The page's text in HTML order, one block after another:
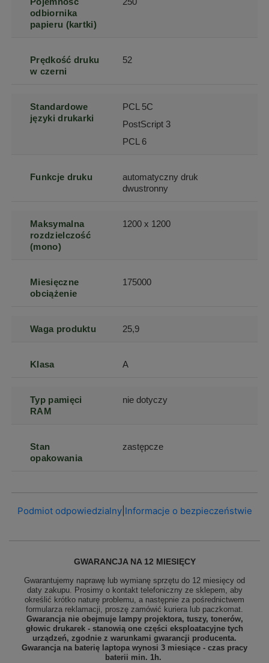
odbiornika
papieru (kartki)
Prędkość druku
w czerni
52
Standardowe
języki drukarki
PCL 5C
PostScript 3
PCL 6
Funkcje druku
automatyczny druk
dwustronny
Maksymalna
rozdzielczość
(mono)
1200 x 1200
Miesięczne
obciążenie
175000
Waga produktu 25,9
Klasa A
Typ pamięci
RAM
nie dotyczy
Stan
opakowania
zastępcze
Podmiot odpowiedzialny| Informacje o bezpieczeństwie
GWARANCJA NA 12 MIESIĘCY
Gwarantujemy naprawę lub wymianę sprzętu do 12 miesięcy od
daty zakupu. Prosimy o kontakt telefoniczny ze sklepem, aby
określić krótko naturę problemu, a następnie za pośrednictwem
formularza reklamacji, proszę zamówić kuriera lub paczkomat.
Gwarancja nie obejmuje lampy projektora, tuszy, tonerów,
głowic drukarek - stanowią one części eksploatacyjne tych
urządzeń, zgodnie z warunkami gwarancji producenta.
Gwarancja na baterię laptopa wynosi 3 miesiące - czas pracy
baterii min. 1h.